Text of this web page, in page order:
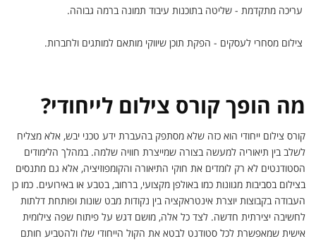
עריכה מתקדמת - שליטה בתוכנות עיבוד תמונה ברמה גבוהה.
צילום מסחרי לעסקים - הפקת תוכן שיווקי מותאם למותגים ולחברות.
מה הופך קורס צילום לייחודי?
קורס צילום ייחודי הוא כזה שלא מסתפק בהעברת ידע טכני יבש, אלא מצליח
לשלב בין תיאוריה למעשה בצורה שמייצרת חוויה שלמה. במהלך הלימודים
הסטודנטים לא רק לומדים את חוקי התיאורה והקומפוזיציה, אלא גם מתנסים
בצילום בסביבות מגוונות כמו באולפן מקצועי, ברחוב, בטבע או באירועים. כמו כן
העבודה בקבוצות יוצרת אינטראקציה בין נקודות מבט שונות ופותחת דלתות
לחשיבה יצירתית חדשה. לצד כל אלה, מושם דגש על פיתוח שפה צילומית
אישית שמאפשרת לכל סטודנט לבטא את הקול הייחודי שלו ולהטביע חותם